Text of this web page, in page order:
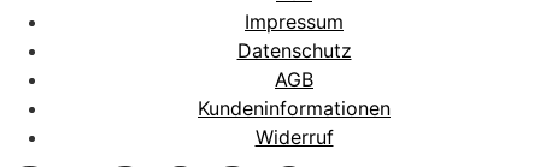
Impressum
Datenschutz
AGB
Kundeninformationen
Widerruf